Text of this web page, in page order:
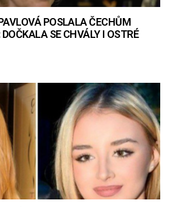
POSLALA ČECHŮM
SE CHVÁLY I OSTRÉ